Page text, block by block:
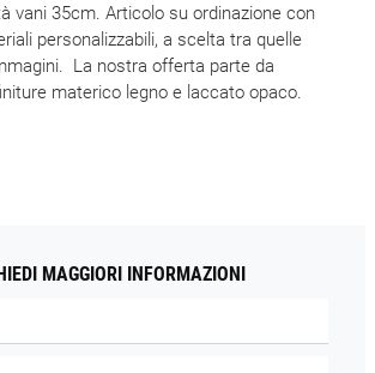
vani 35cm. Articolo su ordinazione con
personalizzabili, a scelta tra quelle
La nostra offerta parte da
materico legno e laccato opaco.
MAGGIORI INFORMAZIONI